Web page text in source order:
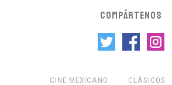
COMPÁRTENOS
CINE MEXICANO CLÁSICOS